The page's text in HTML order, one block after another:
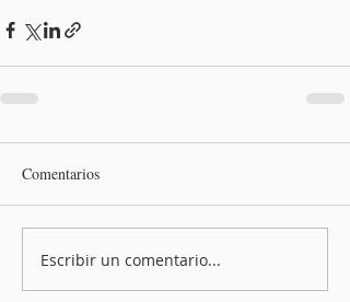
Comentarios
Escribir un comentario...